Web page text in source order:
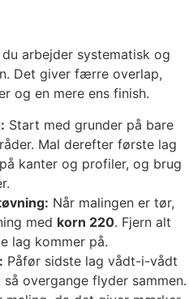
arbejder systematisk og
Det giver færre overlap,
og en mere ens finish.
Start med grunder på bare
Mal derefter første lag
kanter og profiler, og brug
Når malingen er tør,
med korn 220. Fjern alt
lag kommer på.
Påfør sidste lag vådt-i-vådt
overgange flyder sammen.